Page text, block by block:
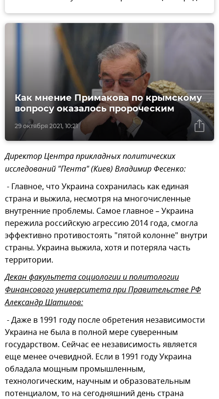
29 октября 2021, 10:21
Как мнение Примакова по крымскому
вопросу оказалось пророческим
Директор Центра прикладных политических
исследований "Пента" (Киев) Владимир Фесенко:
- Главное, что Украина сохранилась как единая
страна и выжила, несмотря на многочисленные
внутренние проблемы. Самое главное – Украина
пережила российскую агрессию 2014 года, смогла
эффективно противостоять "пятой колонне" внутри
страны. Украина выжила, хотя и потеряла часть
территории.
Декан факультета социологии и политологии
Финансового университета при Правительстве РФ
Александр Шатилов:
- Даже в 1991 году после обретения независимости
Украина не была в полной мере суверенным
государством. Сейчас ее независимость является
еще менее очевидной. Если в 1991 году Украина
обладала мощным промышленным,
технологическим, научным и образовательным
потенциалом, то на сегодняшний день страна